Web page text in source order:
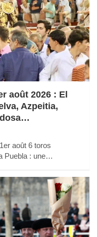
août 2026 : El
Azpeitia,
août 6 toros
Puebla : une…